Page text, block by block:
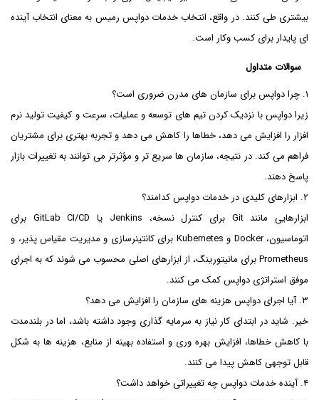
بیشتری طی کنند. در واقع، انتخاب خدمات دواپس رمیس به معنای انتخاب آینده
ای پایدار برای کسب وکار است.
سوالات متداول
۱. چرا دواپس برای سازمان های مدرن ضروری است؟
زیرا دواپس با نزدیک کردن تیم های توسعه و عملیات، سرعت و کیفیت تولید نرم
افزار را افزایش می دهد، خطاها را کاهش می دهد و تجربه بهتری برای مشتریان
فراهم می کند. در نتیجه، سازمان ها سریع تر و مؤثرتر می توانند به تغییرات بازار
پاسخ دهند.
۲. ابزارهای کلیدی در خدمات دواپس کدامند؟
ابزارهایی مانند Git برای کنترل نسخه، Jenkins یا GitLab CI/CD برای
اتوماسیون، Docker و Kubernetes برای کانتینرسازی و مدیریت مقیاس پذیر، و
Prometheus برای مانیتورینگ، از ابزارهای اصلی محسوب می شوند که به اجرای
موفق استراتژی دواپس کمک می کنند.
۳. آیا اجرای دواپس هزینه های سازمان را افزایش می دهد؟
خیر. شاید در ابتدای کار نیاز به سرمایه گذاری وجود داشته باشد، اما در بلندمدت
با کاهش خطاها، افزایش بهره وری و استفاده بهینه از منابع، هزینه ها به شکل
قابل توجهی کاهش پیدا می کنند.
۴. آینده خدمات دواپس چه تغییراتی خواهد داشت؟